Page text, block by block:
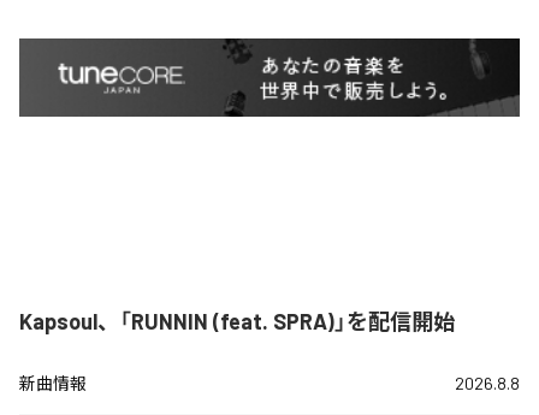
Kapsoul、「RUNNIN (feat. SPRA)」を配信開始
新曲情報 2026.8.8